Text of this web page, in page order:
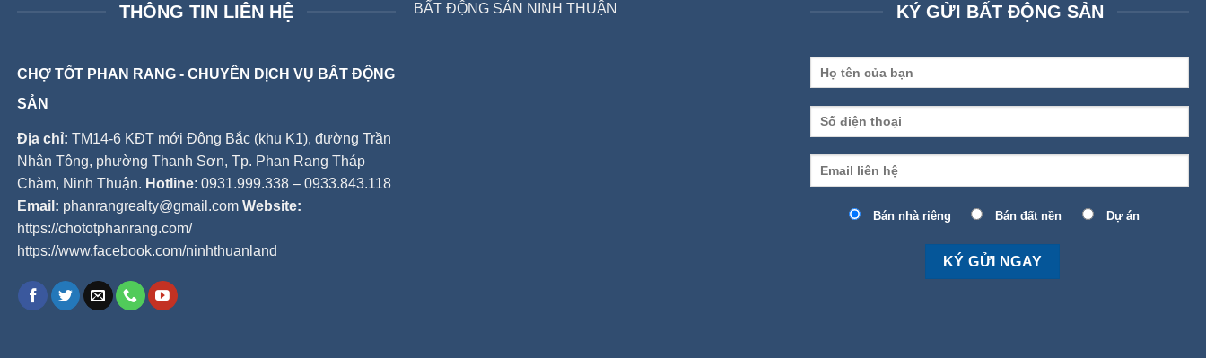
THÔNG TIN LIÊN HỆ
CHỢ TỐT PHAN RANG - CHUYÊN DỊCH VỤ BẤT ĐỘNG
SẢN
Địa chỉ: TM14-6 KĐT mới Đông Bắc (khu K1), đường Trần
Nhân Tông, phường Thanh Sơn, Tp. Phan Rang Tháp
Chàm, Ninh Thuận. Hotline: 0931.999.338 – 0933.843.118
Email: phanrangrealty@gmail.com Website:
https://chototphanrang.com/
https://www.facebook.com/ninhthuanland
BẤT ĐỘNG SẢN NINH THUẬN KÝ GỬI BẤT ĐỘNG SẢN
Bán nhà riêng Bán đất nền Dự án